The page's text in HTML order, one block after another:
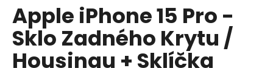
produktu
je
5,0
z
5
hviezdičiek.
Apple iPhone 15 Pro -
Sklo Zadného Krytu /
Housingu + Sklíčka
HĽADAŤ